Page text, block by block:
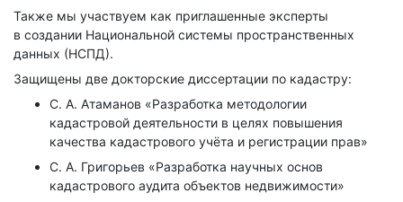
Также мы участвуем как приглашенные эксперты
в создании Национальной системы пространственных
данных (НСПД).
Защищены две докторские диссертации по кадастру:
С. А. Атаманов «Разработка методологии
кадастровой деятельности в целях повышения
качества кадастрового учёта и регистрации прав»
С. А. Григорьев «Разработка научных основ
кадастрового аудита объектов недвижимости»